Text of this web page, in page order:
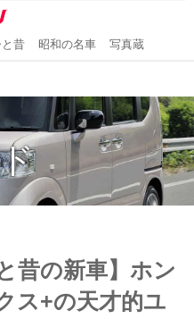
昔 昭和の名車 写真蔵
昔の新車】ホン
ス+の天才的ユ